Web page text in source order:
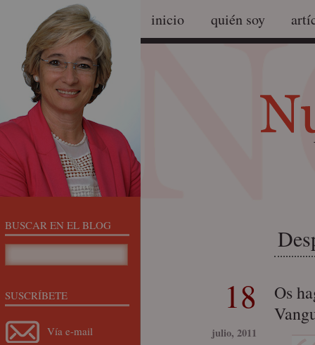
inicio quién soy
18
julio, 2011
Os
BUSCAR EN EL BLOG
SUSCRÍBETE
Vía e-mail